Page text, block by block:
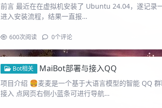
前言 最近在在虚拟机安装了 Ubuntu 24.04，遂记录
进入安装流程，结果一直报…
600次阅读 0个评论
Bot相关 MaiBot部署与接入QQ
项目介绍 🍔麦麦是一个基于大语言模型的智能 QQ
接入 点网页右侧小蓝条可进行导航…